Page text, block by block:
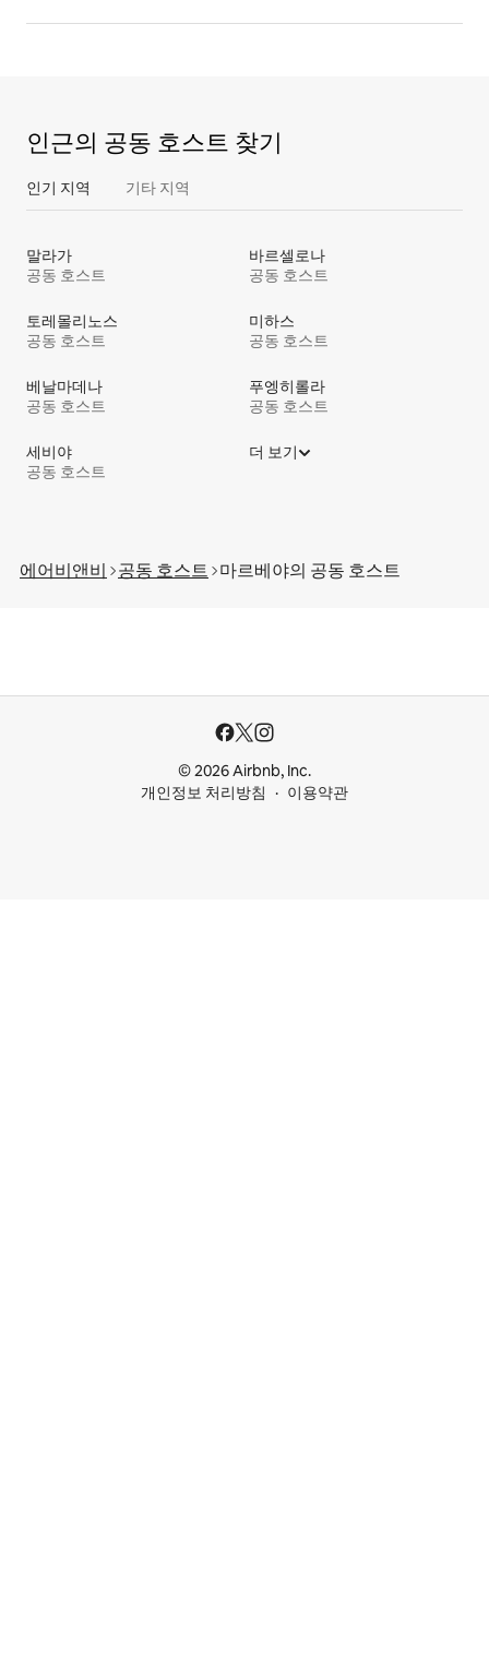
인근의 공동 호스트 찾기
인기 지역 기타 지역
말라가
공동 호스트
바르셀로나
공동 호스트
토레몰리노스
공동 호스트
미하스
공동 호스트
베날마데나
공동 호스트
푸엥히롤라
공동 호스트
세비야
공동 호스트
더 보기
에어비앤비 공동 호스트 마르베야의 공⁠동 호⁠스⁠트
© 2026 Airbnb, Inc.
개인정보 처리방침
이용약관